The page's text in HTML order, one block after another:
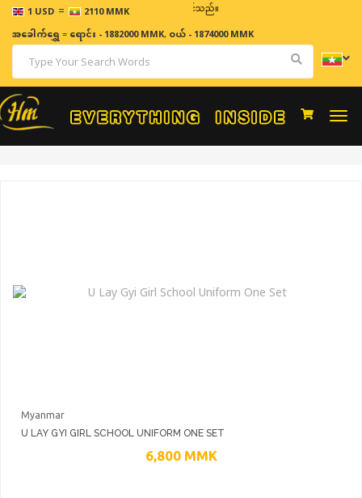
1 USD = 2110 MMK
ဈေးနှုန်းများသည် အချိန်နှင့် အမျှပြောင်းလဲနိုင်သည်။
အခေါက်ရွှေ=ရောင်း - 1882000 MMK, ဝယ် - 1874000 MMK
Myanmar
U LAY GYI GIRL SCHOOL UNIFORM ONE SET
6,800 MMK